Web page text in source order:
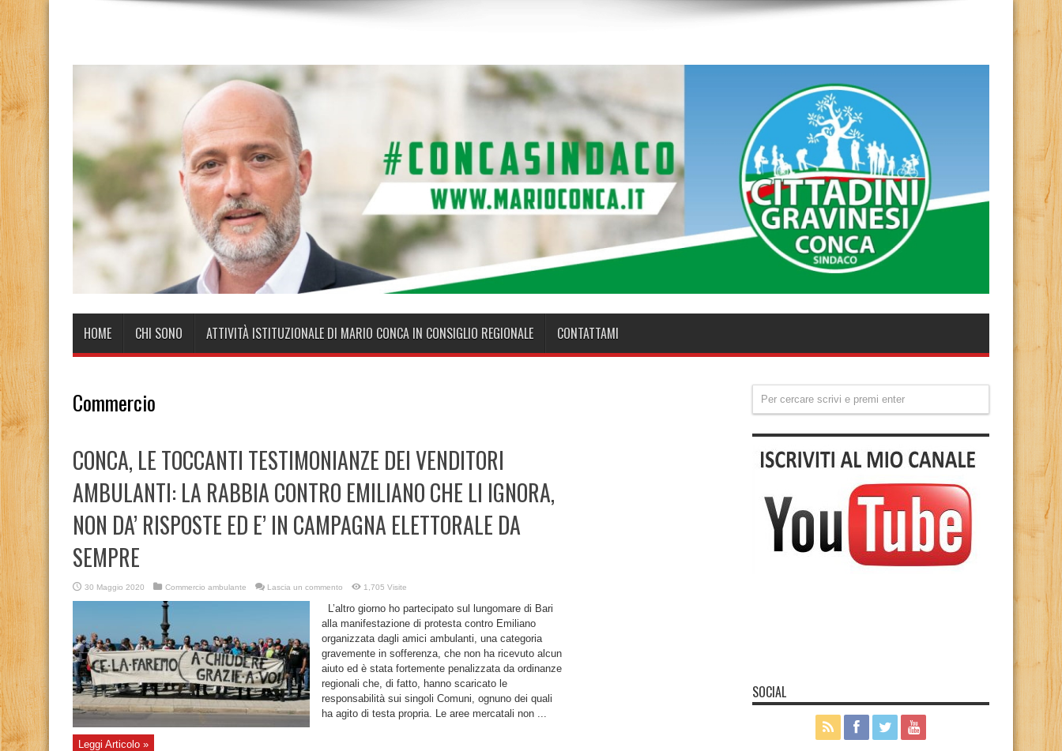
HOME CHI SONO ATTIVITÀ ISTITUZIONALE DI MARIO CONCA IN CONSIGLIO REGIONALE CONTATTAMI
Commercio
CONCA, LE TOCCANTI TESTIMONIANZE DEI VENDITORI
AMBULANTI: LA RABBIA CONTRO EMILIANO CHE LI IGNORA,
NON DA’ RISPOSTE ED E’ IN CAMPAGNA ELETTORALE DA
SEMPRE
30 Maggio 2020 Commercio ambulante Lascia un commento 1,705 Visite
L’altro giorno ho partecipato sul lungomare di Bari
alla manifestazione di protesta contro Emiliano
organizzata dagli amici ambulanti, una categoria
gravemente in sofferenza, che non ha ricevuto alcun
aiuto ed è stata fortemente penalizzata da ordinanze
regionali che, di fatto, hanno scaricato le
responsabilità sui singoli Comuni, ognuno dei quali
ha agito di testa propria. Le aree mercatali non ...
Leggi Articolo »
SOCIAL